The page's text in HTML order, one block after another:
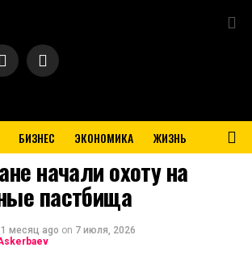
БИЗНЕС ЭКОНОМИКА ЖИЗНЬ
начали охоту на
пастбища
1 месяц ago on 7 июля, 2026